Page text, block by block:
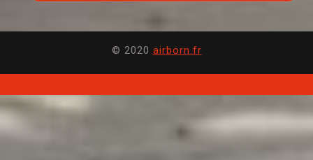
© 2020 airborn.fr